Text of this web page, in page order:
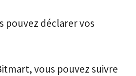
pouvez déclarer vos
vous pouvez suivre